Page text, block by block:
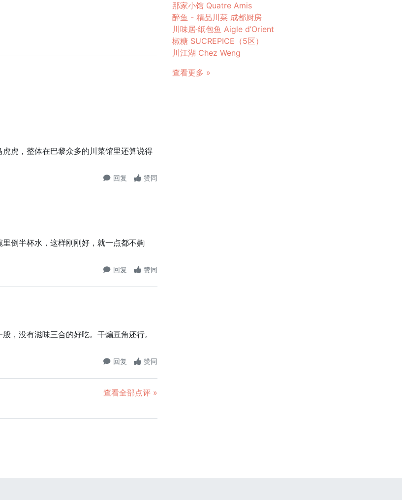
虎，整体在巴黎众多的川菜馆里还算说得
回复 赞同
倒半杯水，这样刚刚好，就一点都不齁
回复 赞同
，没有滋味三合的好吃。干煸豆角还行。
回复 赞同
查看全部点评 »
那家小馆 Quatre Amis
醉鱼 - 精品川菜 成都厨房
川味居·纸包鱼 Aigle d’Orient
椒糖 SUCREPICE（5区）
川江湖 Chez Weng
查看更多 »